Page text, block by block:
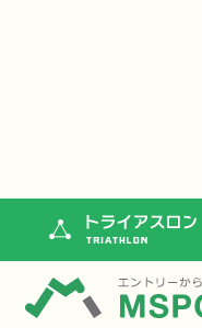
トライアスロン